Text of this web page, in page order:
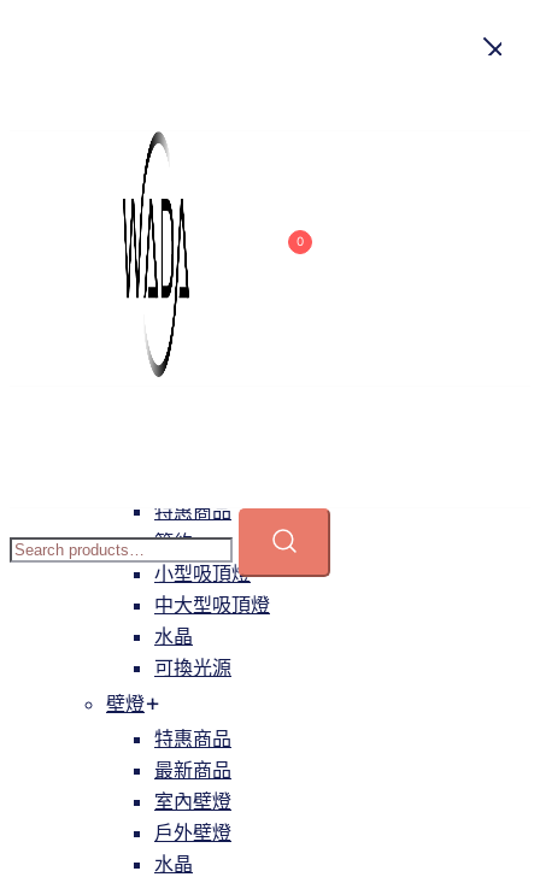
0
吊燈
特惠商品
小型吊燈
中大型吊燈
長形吊燈
特惠商品
簡約
小型吸頂燈
中大型吸頂燈
水晶
可換光源
壁燈
特惠商品
最新商品
室內壁燈
戶外壁燈
水晶